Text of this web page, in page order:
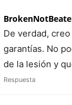
De verdad,
garantías. No
de la lesión y
Respuesta